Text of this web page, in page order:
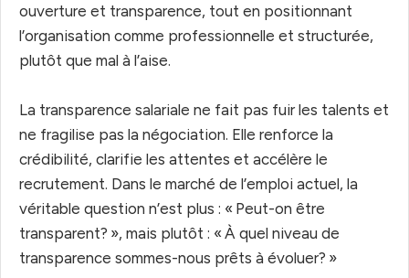
ouverture et transparence, tout en positionnant
l’organisation comme professionnelle et structurée,
plutôt que mal à l’aise.
La transparence salariale ne fait pas fuir les talents et
ne fragilise pas la négociation. Elle renforce la
crédibilité, clarifie les attentes et accélère le
recrutement. Dans le marché de l’emploi actuel, la
véritable question n’est plus : « Peut-on être
transparent? », mais plutôt : « À quel niveau de
transparence sommes-nous prêts à évoluer? »